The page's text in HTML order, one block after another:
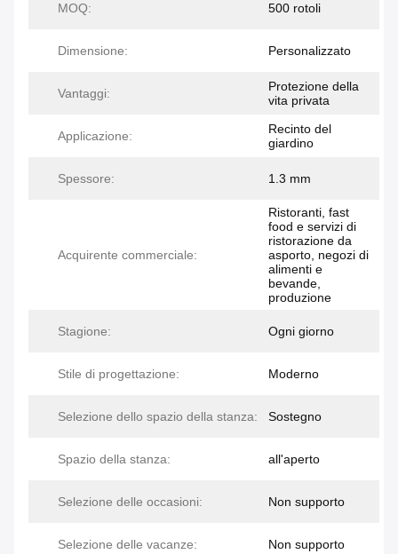
MOQ: 500 rotoli
Dimensione: Personalizzato
Vantaggi:
Protezione della
vita privata
Applicazione:
Recinto del
giardino
Spessore: 1.3 mm
Acquirente commerciale:
Ristoranti, fast
food e servizi di
ristorazione da
asporto, negozi di
alimenti e
bevande,
produzione
Stagione: Ogni giorno
Stile di progettazione: Moderno
Selezione dello spazio della stanza: Sostegno
Spazio della stanza: all'aperto
Selezione delle occasioni: Non supporto
Selezione delle vacanze: Non supporto